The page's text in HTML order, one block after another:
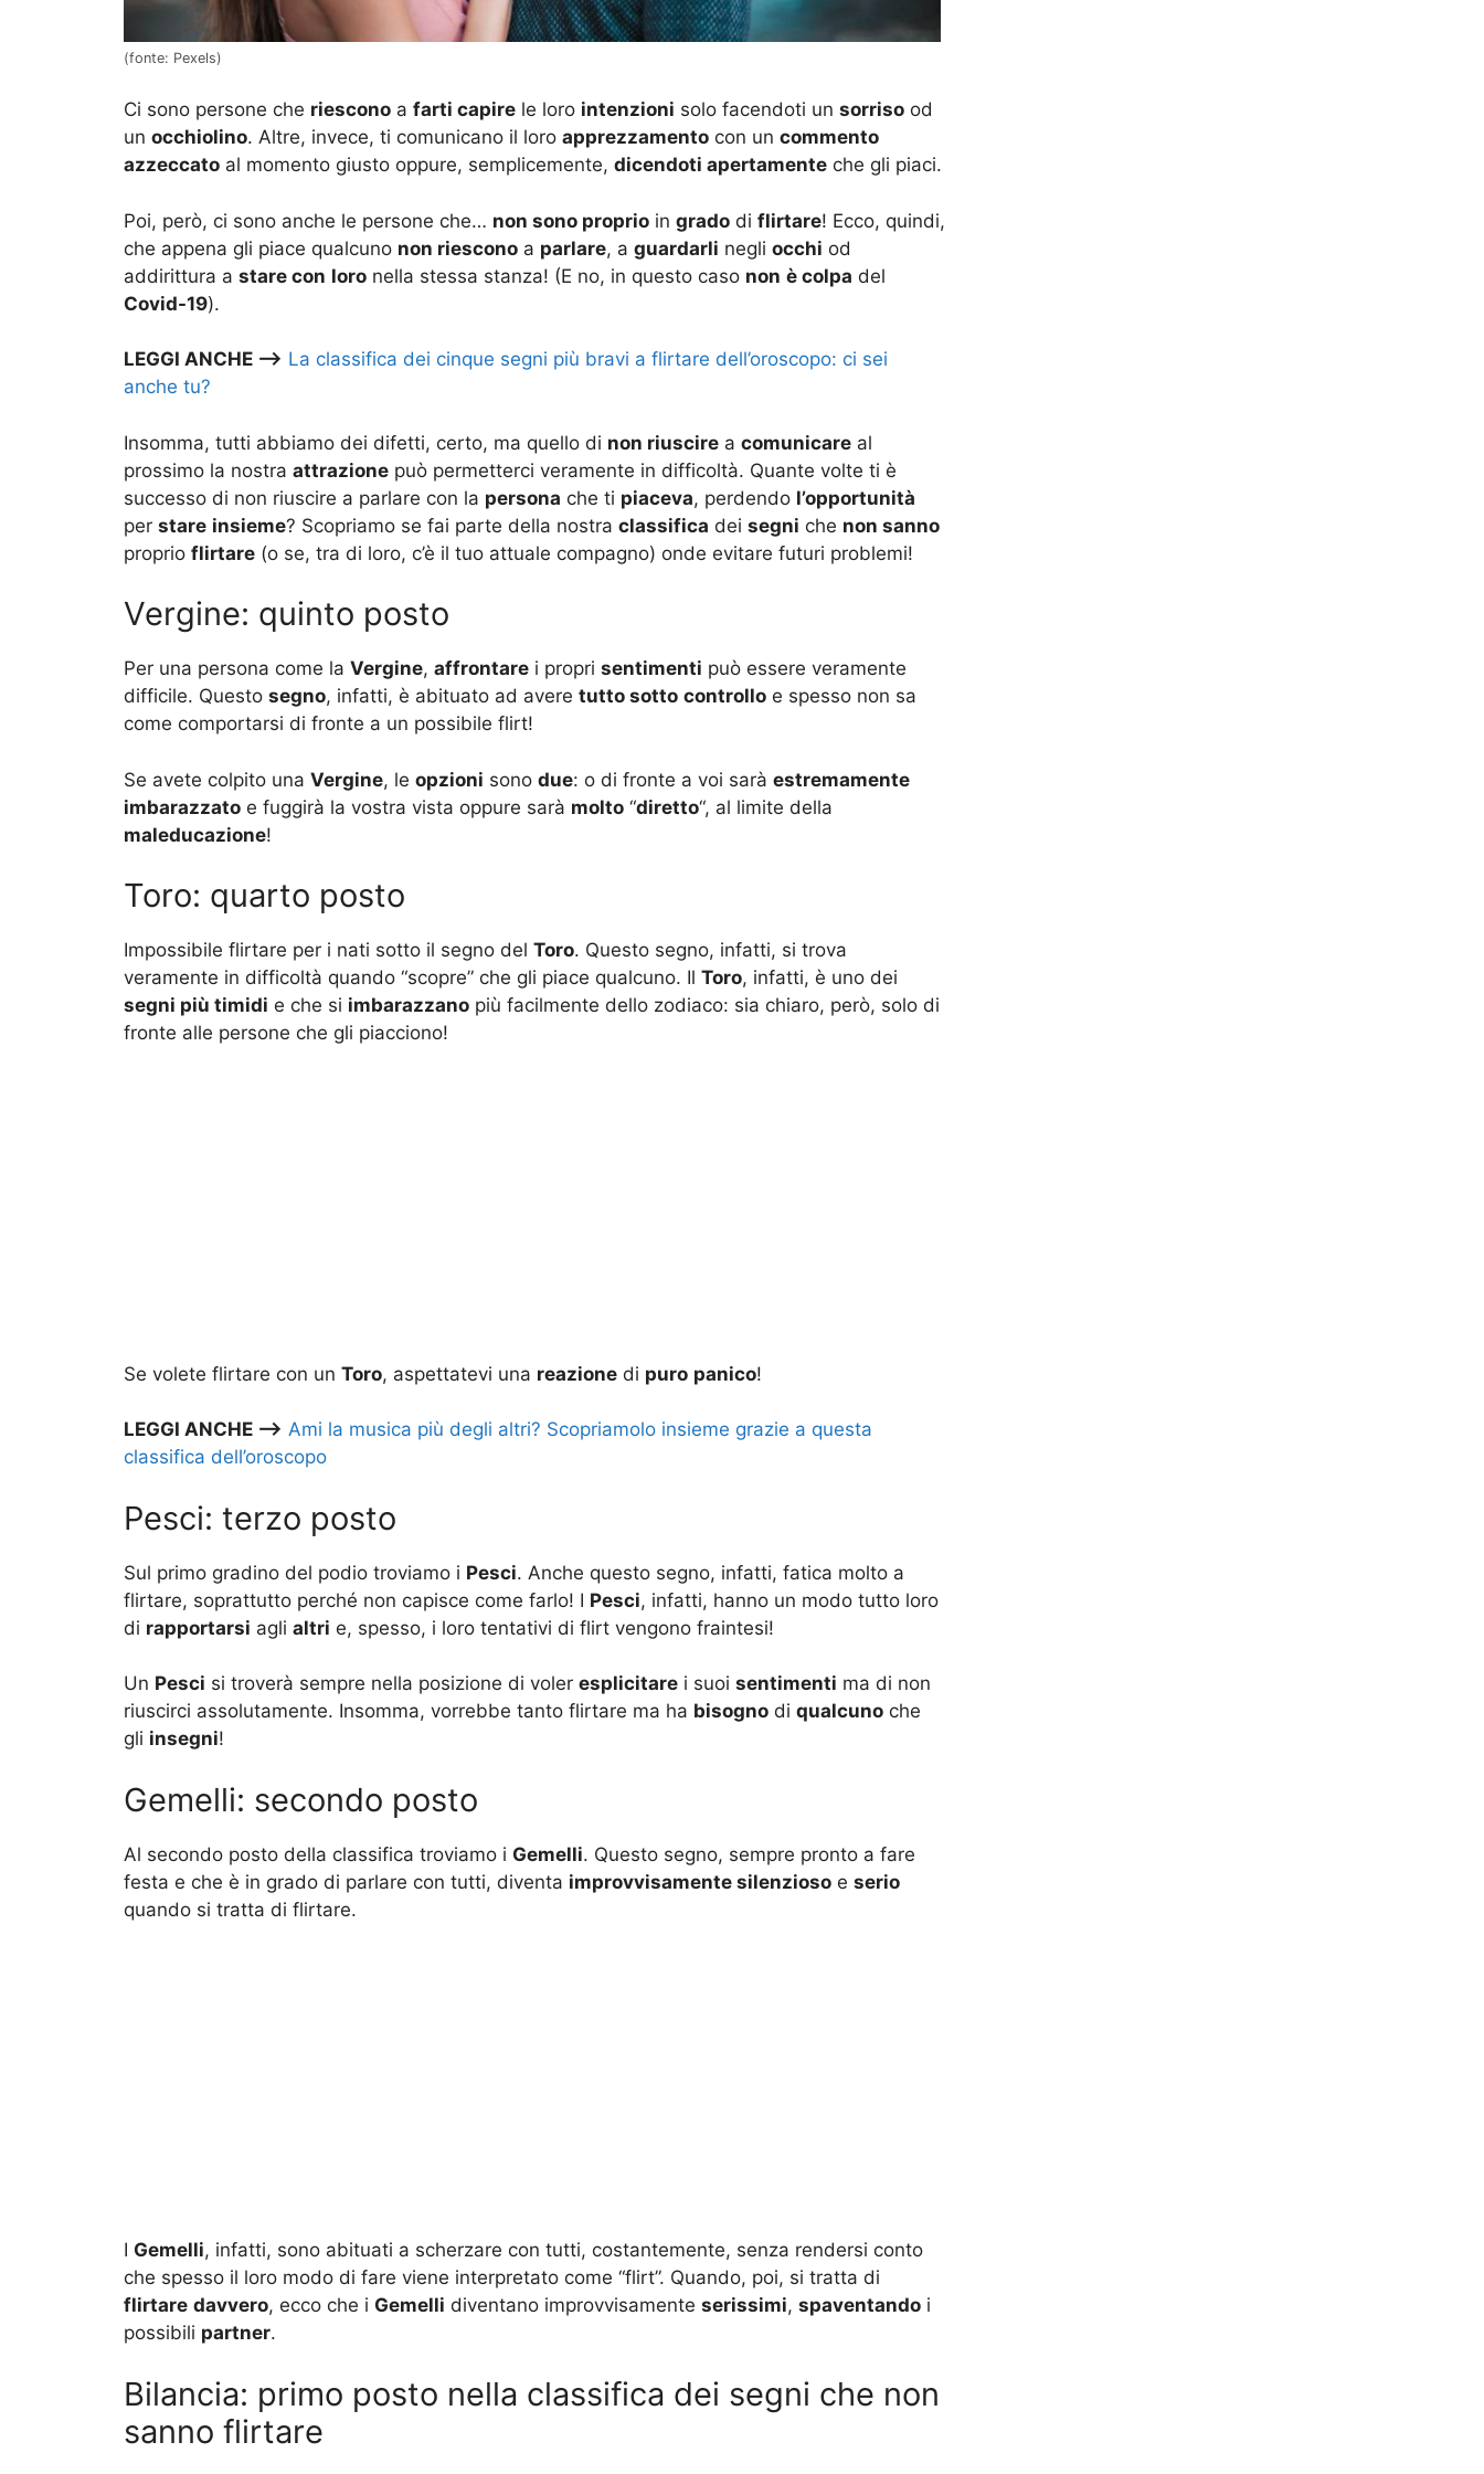
(fonte: Pexels)
Ci sono persone che riescono a farti capire le loro intenzioni solo facendoti un sorriso od
un occhiolino. Altre, invece, ti comunicano il loro apprezzamento con un commento
azzeccato al momento giusto oppure, semplicemente, dicendoti apertamente che gli piaci.
Poi, però, ci sono anche le persone che… non sono proprio in grado di flirtare! Ecco, quindi,
che appena gli piace qualcuno non riescono a parlare, a guardarli negli occhi od
addirittura a stare con loro nella stessa stanza! (E no, in questo caso non è colpa del
Covid-19).
LEGGI ANCHE –> La classifica dei cinque segni più bravi a flirtare dell’oroscopo: ci sei
anche tu?
Insomma, tutti abbiamo dei difetti, certo, ma quello di non riuscire a comunicare al
prossimo la nostra attrazione può permetterci veramente in difficoltà. Quante volte ti è
successo di non riuscire a parlare con la persona che ti piaceva, perdendo l’opportunità
per stare insieme? Scopriamo se fai parte della nostra classifica dei segni che non sanno
proprio flirtare (o se, tra di loro, c’è il tuo attuale compagno) onde evitare futuri problemi!
Vergine: quinto posto
Per una persona come la Vergine, affrontare i propri sentimenti può essere veramente
difficile. Questo segno, infatti, è abituato ad avere tutto sotto controllo e spesso non sa
come comportarsi di fronte a un possibile flirt!
Se avete colpito una Vergine, le opzioni sono due: o di fronte a voi sarà estremamente
imbarazzato e fuggirà la vostra vista oppure sarà molto “diretto“, al limite della
maleducazione!
Toro: quarto posto
Impossibile flirtare per i nati sotto il segno del Toro. Questo segno, infatti, si trova
veramente in difficoltà quando “scopre” che gli piace qualcuno. Il Toro, infatti, è uno dei
segni più timidi e che si imbarazzano più facilmente dello zodiaco: sia chiaro, però, solo di
fronte alle persone che gli piacciono!
Se volete flirtare con un Toro, aspettatevi una reazione di puro panico!
LEGGI ANCHE –> Ami la musica più degli altri? Scopriamolo insieme grazie a questa
classifica dell’oroscopo
Pesci: terzo posto
Sul primo gradino del podio troviamo i Pesci. Anche questo segno, infatti, fatica molto a
flirtare, soprattutto perché non capisce come farlo! I Pesci, infatti, hanno un modo tutto loro
di rapportarsi agli altri e, spesso, i loro tentativi di flirt vengono fraintesi!
Un Pesci si troverà sempre nella posizione di voler esplicitare i suoi sentimenti ma di non
riuscirci assolutamente. Insomma, vorrebbe tanto flirtare ma ha bisogno di qualcuno che
gli insegni!
Gemelli: secondo posto
Al secondo posto della classifica troviamo i Gemelli. Questo segno, sempre pronto a fare
festa e che è in grado di parlare con tutti, diventa improvvisamente silenzioso e serio
quando si tratta di flirtare.
I Gemelli, infatti, sono abituati a scherzare con tutti, costantemente, senza rendersi conto
che spesso il loro modo di fare viene interpretato come “flirt”. Quando, poi, si tratta di
flirtare davvero, ecco che i Gemelli diventano improvvisamente serissimi, spaventando i
possibili partner.
Bilancia: primo posto nella classifica dei segni che non
sanno flirtare